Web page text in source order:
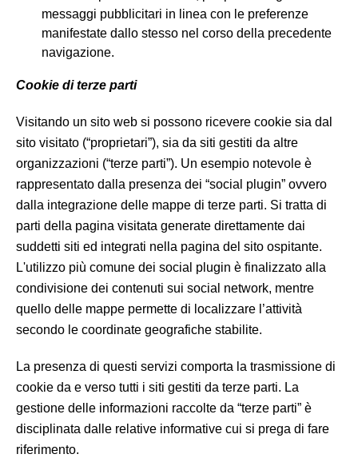
messaggi pubblicitari in linea con le preferenze
manifestate dallo stesso nel corso della precedente
navigazione.
Cookie di terze parti
Visitando un sito web si possono ricevere cookie sia dal
sito visitato (“proprietari”), sia da siti gestiti da altre
organizzazioni (“terze parti”). Un esempio notevole è
rappresentato dalla presenza dei “social plugin” ovvero
dalla integrazione delle mappe di terze parti. Si tratta di
parti della pagina visitata generate direttamente dai
suddetti siti ed integrati nella pagina del sito ospitante.
L'utilizzo più comune dei social plugin è finalizzato alla
condivisione dei contenuti sui social network, mentre
quello delle mappe permette di localizzare l’attività
secondo le coordinate geografiche stabilite.
La presenza di questi servizi comporta la trasmissione di
cookie da e verso tutti i siti gestiti da terze parti. La
gestione delle informazioni raccolte da “terze parti” è
disciplinata dalle relative informative cui si prega di fare
riferimento.